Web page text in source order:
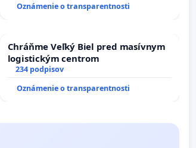
Oznámenie o transparentnosti
Chráňme Veľký Biel pred masívnym
logistickým centrom
234 podpisov
Oznámenie o transparentnosti